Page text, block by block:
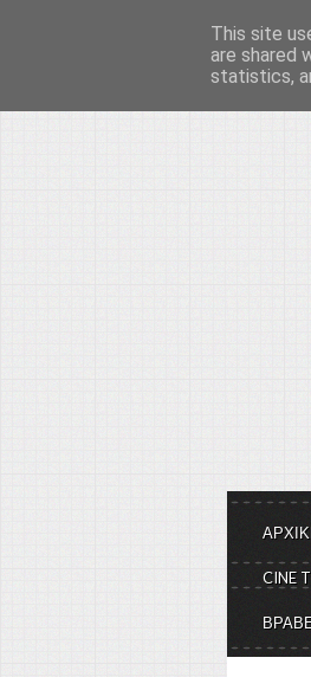
Το
Είμαστε
CINE
This site
are shared
statistics,